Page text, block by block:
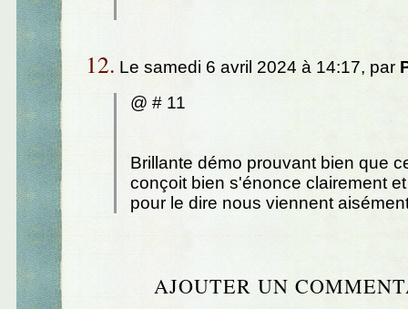
12. Le samedi 6 avril 2024 à 14:17, par
@ # 11
Brillante démo prouvant bien que
conçoit bien s'énonce clairement
pour le dire nous viennent
AJOUTER UN